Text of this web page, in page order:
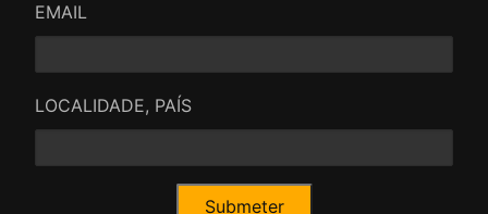
EMAIL
LOCALIDADE, PAÍS